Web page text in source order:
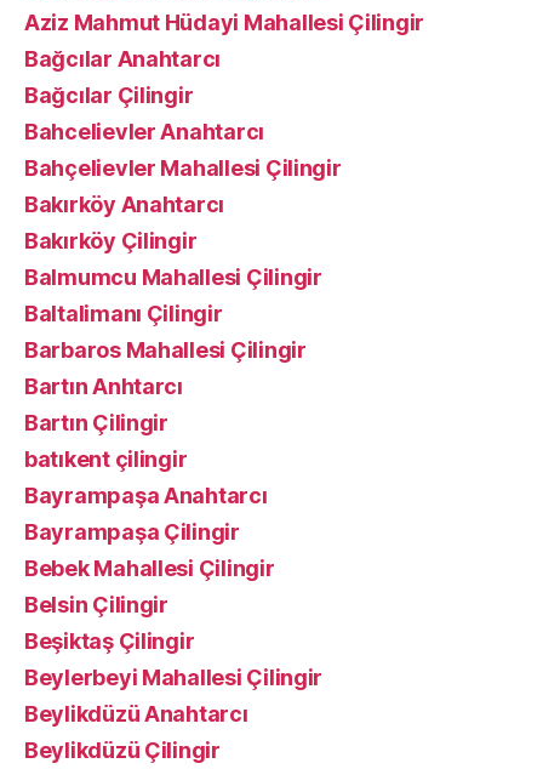
Aziz Mahmut Hüdayi Mahallesi Çilingir
Bağcılar Anahtarcı
Bağcılar Çilingir
Bahcelievler Anahtarcı
Bahçelievler Mahallesi Çilingir
Bakırköy Anahtarcı
Bakırköy Çilingir
Balmumcu Mahallesi Çilingir
Baltalimanı Çilingir
Barbaros Mahallesi Çilingir
Bartın Anhtarcı
Bartın Çilingir
batıkent çilingir
Bayrampaşa Anahtarcı
Bayrampaşa Çilingir
Bebek Mahallesi Çilingir
Belsin Çilingir
Beşiktaş Çilingir
Beylerbeyi Mahallesi Çilingir
Beylikdüzü Anahtarcı
Beylikdüzü Çilingir